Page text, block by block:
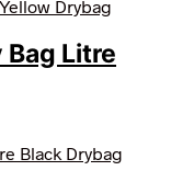
Litre